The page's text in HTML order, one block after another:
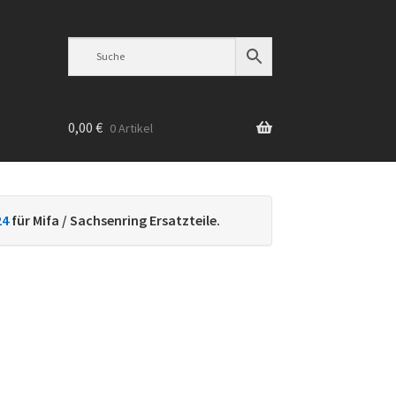
0,00 € 0 Artikel
für Mifa / Sachsenring Ersatzteile.